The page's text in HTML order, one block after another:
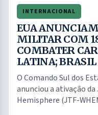
INTERNACIONAL
EUA
MILITAR COM
COMBATER
LATINA; BRASIL
O Comando Sul dos
anunciou a ativação
Hemisphere (JTF-